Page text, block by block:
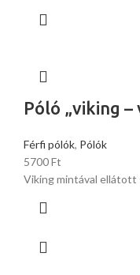
Póló „viking –
Férfi pólók, Pólók
5700Ft
Viking mintával ellátott